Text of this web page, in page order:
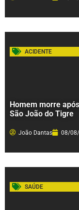
ACIDENTE
Homem morre
São João do Tigre
João Dantas 08/
SAÚDE